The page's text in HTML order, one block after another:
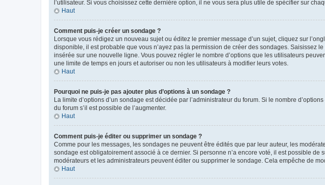
l’utilisateur. Si vous choisissez cette dernière option, il ne vous sera plus utile de spécifier sur
Haut
Comment puis-je créer un sondage ?
Lorsque vous rédigez un nouveau sujet ou éditez le premier message d’un sujet, cliquez sur
disponible, il est probable que vous n’ayez pas la permission de créer des sondages. Saisissez
insérée sur une nouvelle ligne. Vous pouvez régler le nombre d’options que les utilisateurs
une limite de temps en jours et autoriser ou non les utilisateurs à modifier leurs votes.
Haut
Pourquoi ne puis-je pas ajouter plus d’options à un sondage ?
La limite d’options d’un sondage est décidée par l’administrateur du forum. Si le nombre
du forum s’il est possible de l’augmenter.
Haut
Comment puis-je éditer ou supprimer un sondage ?
Comme pour les messages, les sondages ne peuvent être édités que par leur auteur, les
sondage est obligatoirement associé à ce dernier. Si personne n’a encore voté, il est possible
modérateurs et les administrateurs peuvent éditer ou supprimer le sondage. Cela empêche de
Haut